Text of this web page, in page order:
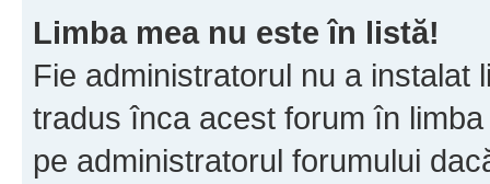
Limba mea nu este în listă!
Fie administratorul nu a instalat
tradus înca acest forum în
pe administratorul forumului